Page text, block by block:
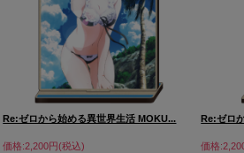
Re:ゼロから始める異世界生活 MOKU...
価格:2,200円(税込)
Re:ゼロ
価格